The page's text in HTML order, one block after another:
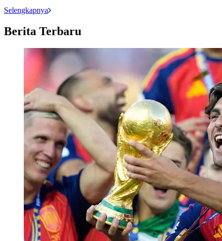
Selengkapnya
Berita Terbaru